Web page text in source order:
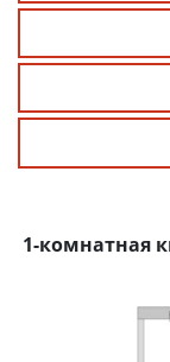
1-комнатная